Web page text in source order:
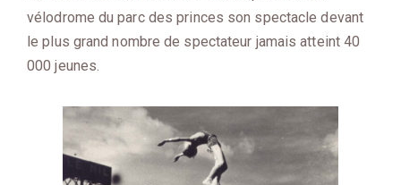
vélodrome du parc des princes son spectacle devant
le plus grand nombre de spectateur jamais atteint 40
000 jeunes.